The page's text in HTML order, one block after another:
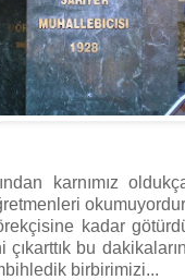
karnımız
kadar
çıkarttık bu
birbirimizi...